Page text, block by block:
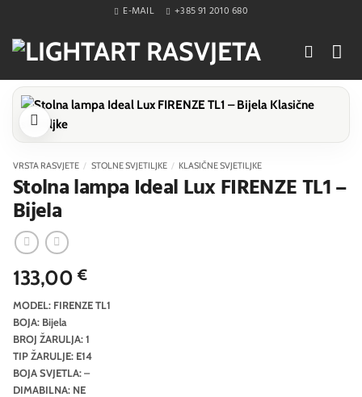
content
E-MAIL +385 91 2010 680
VRSTA RASVJETE / STOLNE SVJETILJKE / KLASIČNE SVJETILJKE
Stolna lampa Ideal Lux FIRENZE TL1 –
Bijela
133,00€
MODEL: FIRENZE TL1
BOJA: Bijela
BROJ ŽARULJA: 1
TIP ŽARULJE: E14
BOJA SVJETLA: –
DIMABILNA: NE